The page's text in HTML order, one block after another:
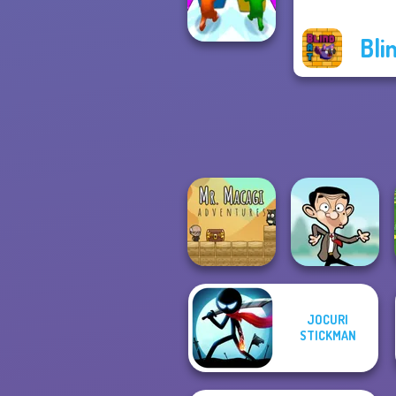
Organize It
Mr. Macagi
Adventures
Mr Bean Jump
JOCURI
STICKMAN